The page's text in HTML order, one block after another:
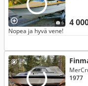
6 4
Nopea ja hyvä vene!
1977